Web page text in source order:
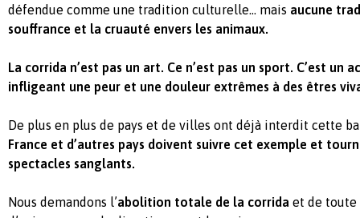
défendue comme une tradition culturelle… mais aucune
souffrance et la cruauté envers les animaux.
La corrida n’est pas un art. Ce n’est pas un sport. C’est un
infligeant une peur et une douleur extrêmes à des êtres
De plus en plus de pays et de villes ont déjà interdit cette
France et d’autres pays doivent suivre cet exemple et
spectacles sanglants.
Nous demandons l’abolition totale de la corrida et de toute